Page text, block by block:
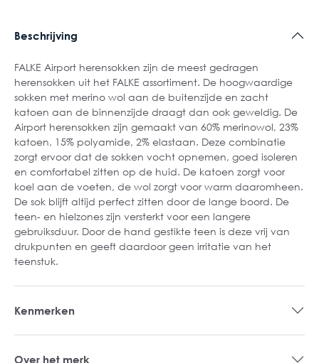
Beschrijving
FALKE Airport herensokken zijn de meest gedragen
herensokken uit het FALKE assortiment. De hoogwaardige
sokken met merino wol aan de buitenzijde en zacht
katoen aan de binnenzijde draagt dan ook geweldig. De
Airport herensokken zijn gemaakt van 60% merinowol, 23%
katoen, 15% polyamide, 2% elastaan. Deze combinatie
zorgt ervoor dat de sokken vocht opnemen, goed isoleren
en comfortabel zitten op de huid. De katoen zorgt voor
koel aan de voeten, de wol zorgt voor warm daaromheen.
De sok blijft altijd perfect zitten door de lange boord. De
teen- en hielzones zijn versterkt voor een langere
gebruiksduur. Door de hand gestikte teen is deze vrij van
drukpunten en geeft daardoor geen irritatie van het
teenstuk.
Kenmerken
Over het merk